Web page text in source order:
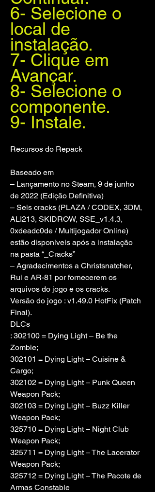
6- Selecione o
local de
instalação.
7- Clique em
Avançar.
8- Selecione o
componente.
9- Instale.
Recursos do Repack
Baseado em
– Lançamento no Steam, 9 de junho
de 2022 (Edição Definitiva)
– Seis cracks (PLAZA / CODEX, 3DM,
ALI213, SKIDROW, SSE_v1.4.3,
0xdeadc0de / Multijogador Online)
estão disponíveis após a instalação
na pasta “_Cracks”
– Agradecimentos a Christsnatcher,
Rui e AR-81 por fornecerem os
arquivos do jogo e os cracks.
Versão do jogo : v1.49.0 HotFix (Patch
Final).
DLCs
: 302100 = Dying Light – Be the
Zombie;
302101 = Dying Light – Cuisine &
Cargo;
302102 = Dying Light – Punk Queen
Weapon Pack;
302103 = Dying Light – Buzz Killer
Weapon Pack;
325710 = Dying Light – Night Club
Weapon Pack;
325711 = Dying Light – The Lacerator
Weapon Pack;
325712 = Dying Light – The Pacote de
Armas Constable